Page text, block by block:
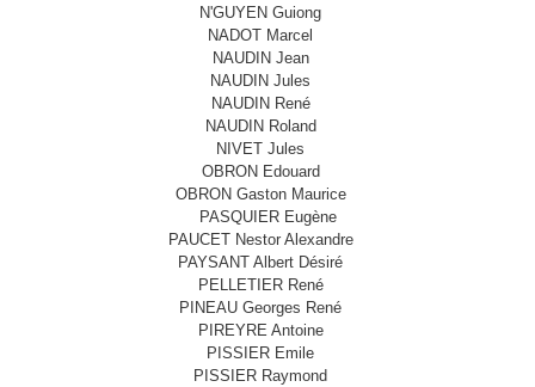
N'GUYEN Guiong
NADOT Marcel
NAUDIN Jean
NAUDIN Jules
NAUDIN René
NAUDIN Roland
NIVET Jules
OBRON Edouard
OBRON Gaston Maurice
PASQUIER Eugène
PAUCET Nestor Alexandre
PAYSANT Albert Désiré
PELLETIER René
PINEAU Georges René
PIREYRE Antoine
PISSIER Emile
PISSIER Raymond